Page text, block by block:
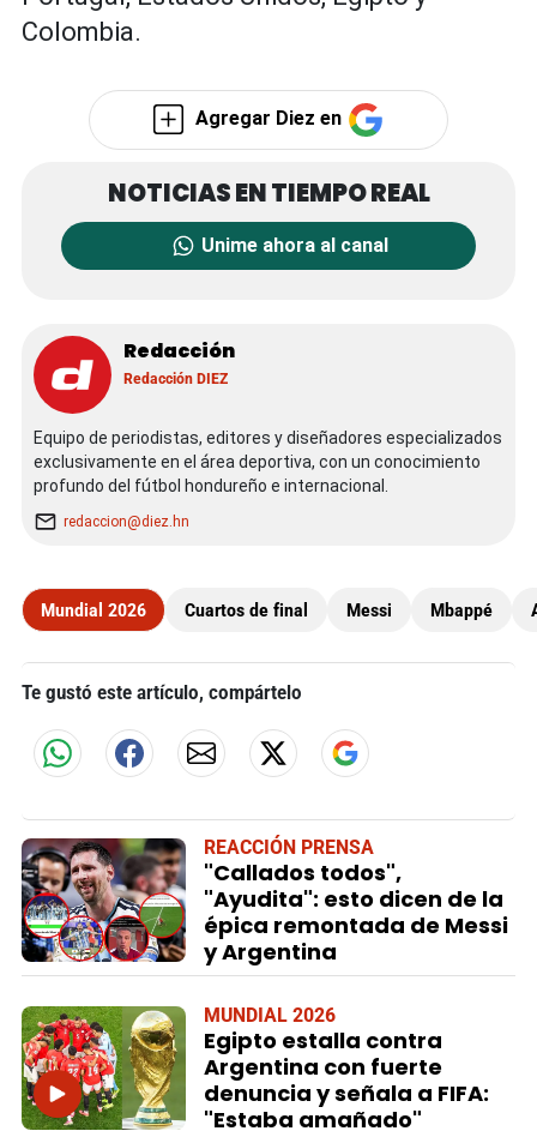
Colombia.
Agregar Diez en
Unime ahora al canal
Redacción
Redacción DIEZ
Equipo de periodistas, editores y diseñadores especializados
exclusivamente en el área deportiva, con un conocimiento
profundo del fútbol hondureño e internacional.
redaccion@diez.hn
Mundial 2026 Cuartos de final Messi Mbappé
Te gustó este artículo, compártelo
REACCIÓN PRENSA
"Callados todos",
"Ayudita": esto dicen de la
épica remontada de Messi
y Argentina
MUNDIAL 2026
Egipto estalla contra
Argentina con fuerte
denuncia y señala a FIFA:
"Estaba amañado"